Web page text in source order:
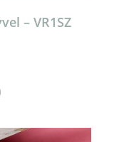
– VR1SZ